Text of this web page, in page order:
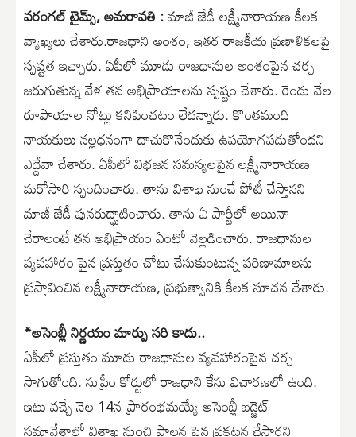
వరంగల్ టైమ్స్, అమరావతి :మాజీ జేడీ లక్ష్మీనారాయణ కీలక
వ్యాఖ్యలు చేశారు.రాజధాని అంశం, ఇతర రాజకీయ ప్రణాళికలపై
స్పష్టత ఇచ్చారు. ఏపీలో మూడు రాజధానుల అంశంపైన చర్చ
జరుగుతున్న వేళ తన అభిప్రాయాలను స్పష్టం చేశారు. రెండు వేల
రూపాయాల నోట్లు కనిపించటం లేదన్నారు. కొంతమంది
నాయకులు నల్లధనంగా దాచుకొనేందుకు ఉపయోగపడుతోందని
ఎద్దేవా చేశారు. ఏపీలో విభజన సమస్యలపైన లక్ష్మీనారాయణ
మరోసారి స్పందించారు. తాను విశాఖ నుంచే పోటీ చేస్తానని
మాజీ జేడీ పునరుద్ఘాటించారు. తాను ఏ పార్టీలో అయినా
చేరాలంటే తన అభిప్రాయం ఏంటో వెల్లడించారు. రాజధానుల
వ్యవహారం పైన ప్రస్తుతం చోటు చేసుకుంటున్న పరిణామాలను
ప్రస్తావించిన లక్ష్మీనారాయణ, ప్రభుత్వానికి కీలక సూచన చేశారు.
*అసెంబ్లీ నిర్ణయం మార్పు సరి కాదు..
ఏపీలో ప్రస్తుతం మూడు రాజధానుల వ్యవహారంపైన చర్చ
సాగుతోంది. సుప్రీం కోర్టులో రాజధాని కేసు విచారణలో ఉంది.
ఇటు వచ్చే నెల 14న ప్రారంభమయ్యే అసెంబ్లీ బడ్జెట్
సమావేశాల్లో విశాఖ నుంచి పాలన పైన ప్రకటన చేస్తారని